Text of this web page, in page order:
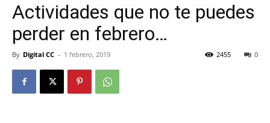
Actividades que no te puedes
perder en febrero…
By Digital CC - 1 febrero, 2019 0
2455